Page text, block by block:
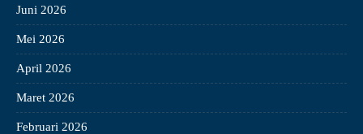
Juni 2026
Mei 2026
April 2026
Maret 2026
Februari 2026